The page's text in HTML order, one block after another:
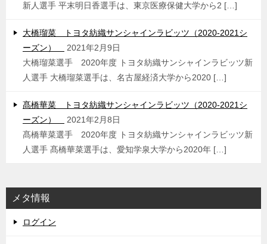
新人選手 平末明日香選手は、東京医療保健大学から2 […]
大橋瑠菜 トヨタ紡織サンシャインラビッツ（2020-2021シ
ーズン）
2021年2月9日
大橋瑠菜選手 2020年度 トヨタ紡織サンシャインラビッツ新
人選手 大橋瑠菜選手は、名古屋経済大学から2020 […]
髙橋華菜 トヨタ紡織サンシャインラビッツ（2020-2021シ
ーズン）
2021年2月8日
髙橋華菜選手 2020年度 トヨタ紡織サンシャインラビッツ新
人選手 髙橋華菜選手は、愛知学泉大学から2020年 […]
メタ情報
ログイン